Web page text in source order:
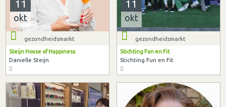
11
okt
gezondheidsmarkt
Steijn House of Happiness
Danielle Steijn
11
okt
gezondheidsmarkt
Stichting Fun en Fit
Stichting Fun en Fit